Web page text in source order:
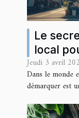
Le
local
Jeudi 3 avril
Dans le monde
démarquer est